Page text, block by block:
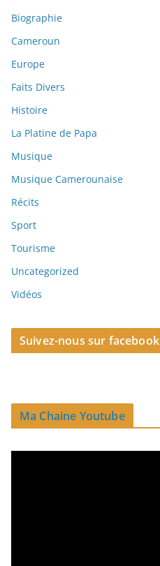
Biographie
Cameroun
Europe
Faits Divers
Histoire
La Platine de Papa
Musique
Musique Camerounaise
Récits
Sport
Tourisme
Uncategorized
Vidéos
Suivez-nous sur facebook
Ma Chaine Youtube